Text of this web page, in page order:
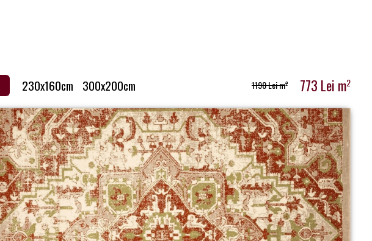
230x160cm 300x200cm 1190 Lei m2 773 Lei m2